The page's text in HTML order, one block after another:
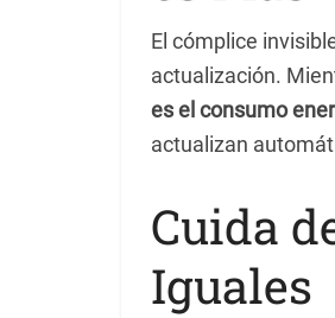
El cómplice
actualización.
es el consumo
actualizan
Cuida
Iguales